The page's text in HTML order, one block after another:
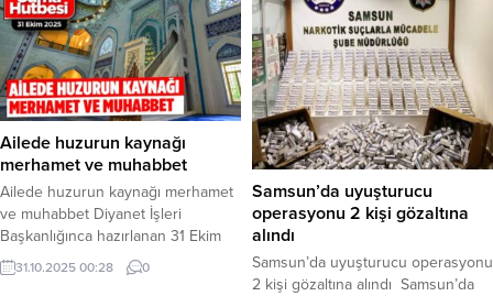
Ailede huzurun kaynağı
merhamet ve muhabbet
Ailede huzurun kaynağı merhamet
ve muhabbet Diyanet İşleri
Başkanlığınca hazırlanan 31 Ekim
2025 tarihli ve “Ailede huzurun
kaynağı merhamet ve muhabbet”
31.10.2025 00:28 0
Samsun’da uyuşturucu
operasyonu 2 kişi gözaltına
alındı
Samsun’da uyuşturucu operasyonu
2 kişi gözaltına alındı Samsun’da